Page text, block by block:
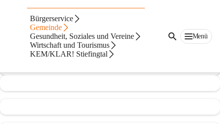
Bürgerservice
Gemeinde
Gesundheit, Soziales und Vereine
Wirtschaft und Tourismus
KEM/KLAR! Stiefingtal
Menü
Mittelschule St. Georgen/Stiefing
@mittelschule-st-georgenstiefing
Mittelschule
In CITIES öffnen